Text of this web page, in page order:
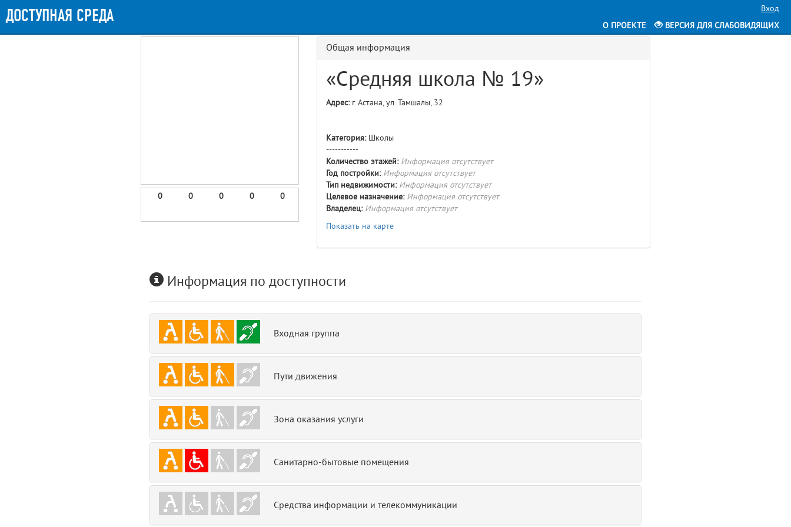
ДОСТУПНАЯ СРЕДА
Вход
О ПРОЕКТЕ
ВЕРСИЯ ДЛЯ СЛАБОВИДЯЩИХ
0 0 0 0 0
Общая информация
«Средняя школа № 19»
Адрес:г. Астана, ул. Тамшалы, 32
Категория:Школы
-----------
Количество этажей: Информация отсутствует
Год постройки: Информация отсутствует
Тип недвижимости: Информация отсутствует
Целевое назначение: Информация отсутствует
Владелец: Информация отсутствует
Показать на карте
Информация по доступности
Входная группа
Пути движения
Зона оказания услуги
Санитарно-бытовые помещения
Средства информации и телекоммуникации